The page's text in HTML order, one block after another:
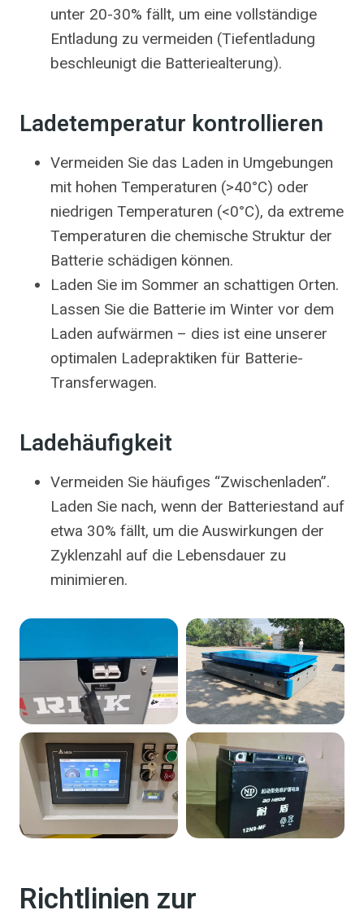
unter 20-30% fällt, um eine vollständige
Entladung zu vermeiden (Tiefentladung
beschleunigt die Batteriealterung).
Ladetemperatur kontrollieren
Vermeiden Sie das Laden in Umgebungen
mit hohen Temperaturen (>40°C) oder
niedrigen Temperaturen (<0°C), da extreme
Temperaturen die chemische Struktur der
Batterie schädigen können.
Laden Sie im Sommer an schattigen Orten.
Lassen Sie die Batterie im Winter vor dem
Laden aufwärmen – dies ist eine unserer
optimalen Ladepraktiken für Batterie-
Transferwagen.
Ladehäufigkeit
Vermeiden Sie häufiges “Zwischenladen”.
Laden Sie nach, wenn der Batteriestand auf
etwa 30% fällt, um die Auswirkungen der
Zyklenzahl auf die Lebensdauer zu
minimieren.
Richtlinien zur